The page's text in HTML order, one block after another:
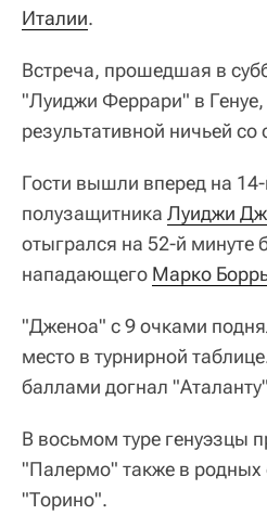
Италии.
Встреча, прошедшая в
"Луиджи Феррари" в
результативной ничьей со
Гости вышли вперед на
полузащитника Луиджи
отыгрался на 52-й минуте
нападающего Марко
"Дженоа" с 9 очками
место в турнирной
баллами догнал
В восьмом туре генуэзцы
"Палермо" также в родных
"Торино".